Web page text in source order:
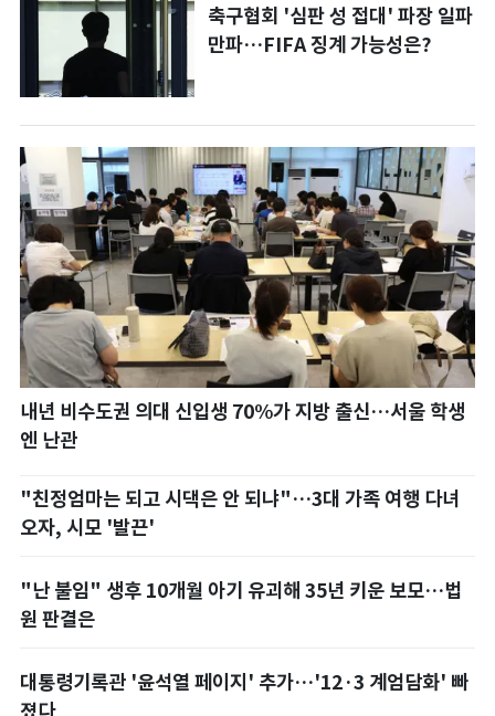
축구협회 '심판 성 접대' 파장 일파
만파…FIFA 징계 가능성은?
내년 비수도권 의대 신입생 70%가 지방 출신…서울 학생
엔 난관
"친정엄마는 되고 시댁은 안 되냐"…3대 가족 여행 다녀
오자, 시모 '발끈'
"난 불임" 생후 10개월 아기 유괴해 35년 키운 보모…법
원 판결은
대통령기록관 '윤석열 페이지' 추가…'12·3 계엄담화' 빠